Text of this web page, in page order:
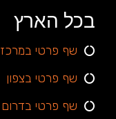
בכל הארץ
שף פרטי במרכז
שף פרטי בצפון
שף פרטי בדרום